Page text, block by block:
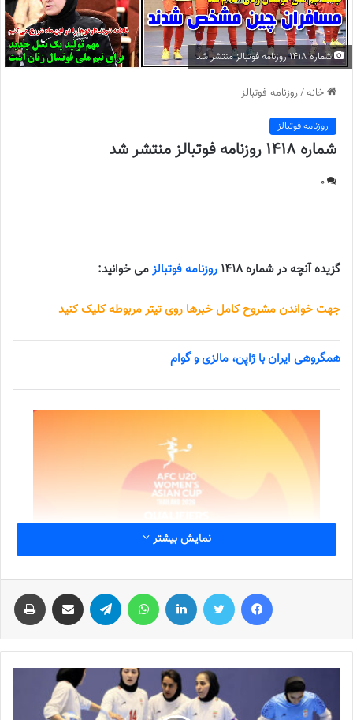
شماره 1418 روزنامه فوتبالز منتشر شد
خانه/روزنامه فوتبالز
روزنامه فوتبالز
شماره 1418 روزنامه فوتبالز منتشر شد
0
گزیده آنچه در شماره 1418 روزنامه فوتبالزمی خوانید:
جهت خواندن مشروح کامل خبرها روی تیتر مربوطه کلیک کنید
همگروهی ایران با ژاپن، مالزی و گوام
نمایش بیشتر